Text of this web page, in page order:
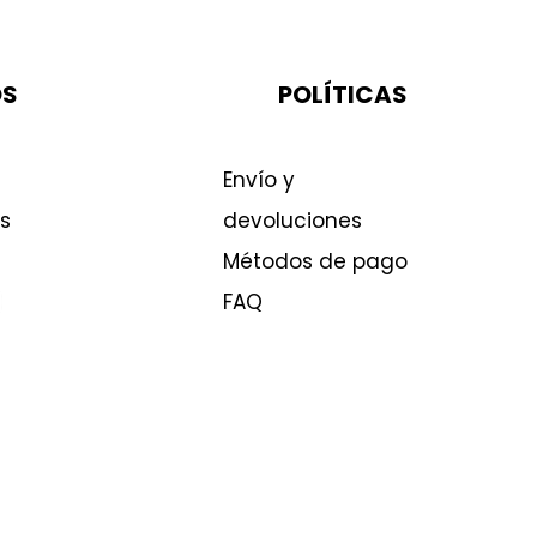
POLÍTICAS
Envío y
devoluciones
Métodos de pago
FAQ